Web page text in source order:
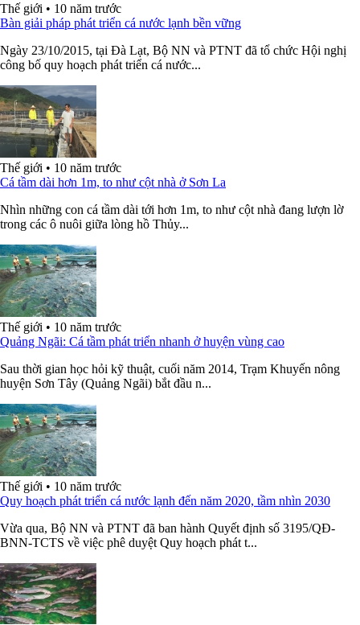
Thế giới • 10 năm trước
Bàn giải pháp phát triển cá nước lạnh bền vững
Ngày 23/10/2015, tại Đà Lạt, Bộ NN và PTNT đã tổ chức Hội nghị
công bố quy hoạch phát triển cá nước...
Thế giới • 10 năm trước
Cá tầm dài hơn 1m, to như cột nhà ở Sơn La
Nhìn những con cá tầm dài tới hơn 1m, to như cột nhà đang lượn lờ
trong các ô nuôi giữa lòng hồ Thủy...
Thế giới • 10 năm trước
Quảng Ngãi: Cá tầm phát triển nhanh ở huyện vùng cao
Sau thời gian học hỏi kỹ thuật, cuối năm 2014, Trạm Khuyến nông
huyện Sơn Tây (Quảng Ngãi) bắt đầu n...
Thế giới • 10 năm trước
Quy hoạch phát triển cá nước lạnh đến năm 2020, tầm nhìn 2030
Vừa qua, Bộ NN và PTNT đã ban hành Quyết định số 3195/QĐ-
BNN-TCTS về việc phê duyệt Quy hoạch phát t...